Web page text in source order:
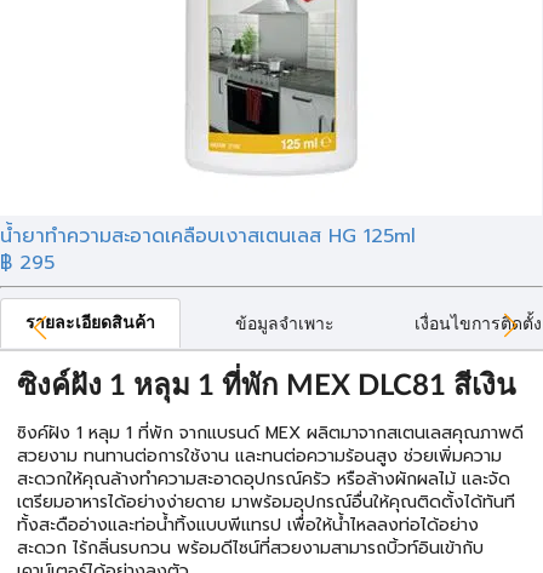
น้ำยาทำความสะอาดเคลือบเงาสเตนเลส HG 125ml
฿ 295
รายละเอียดสินค้า ข้อมูลจำเพาะ เงื่อนไขการติดตั้ง
ซิงค์ฝัง 1 หลุม 1 ที่พัก MEX DLC81 สีเงิน
ซิงค์ฝัง 1 หลุม 1 ที่พัก จากแบรนด์ MEX ผลิตมาจากสเตนเลสคุณภาพดี
สวยงาม ทนทานต่อการใช้งาน และทนต่อความร้อนสูง ช่วยเพิ่มความ
สะดวกให้คุณล้างทำความสะอาดอุปกรณ์ครัว หรือล้างผักผลไม้ และจัด
เตรียมอาหารได้อย่างง่ายดาย มาพร้อมอุปกรณ์อื่นให้คุณติดตั้งได้ทันที
ทั้งสะดืออ่างและท่อน้ำทิ้งแบบพีแทรป เพื่อให้น้ำไหลลงท่อได้อย่าง
สะดวก ไร้กลิ่นรบกวน พร้อมดีไซน์ที่สวยงามสามารถบิ้วท์อินเข้ากับ